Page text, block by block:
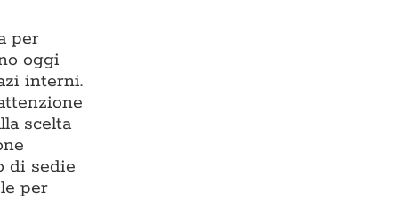
per
oggi
interni.
scelta
di sedie
per